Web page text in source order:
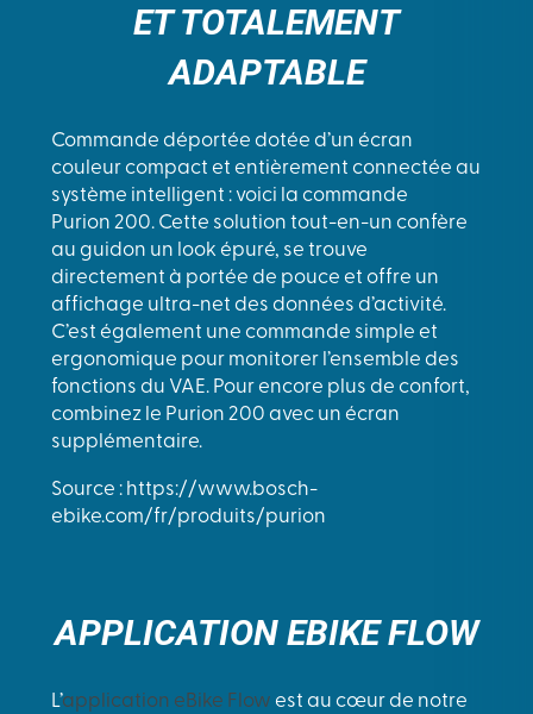
ET TOTALEMENT
ADAPTABLE
Commande déportée dotée d’un écran
couleur compact et entièrement connectée au
système intelligent : voici la commande
Purion 200. Cette solution tout-en-un confère
au guidon un look épuré, se trouve
directement à portée de pouce et offre un
affichage ultra-net des données d’activité.
C’est également une commande simple et
ergonomique pour monitorer l’ensemble des
fonctions du VAE. Pour encore plus de confort,
combinez le Purion 200 avec un écran
supplémentaire.
Source : https://www.bosch-
ebike.com/fr/produits/purion
APPLICATION EBIKE FLOW
L’application eBike Flow est au cœur de notre